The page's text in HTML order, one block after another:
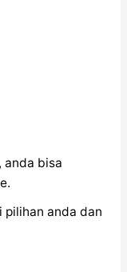
anda bisa
pilihan anda dan